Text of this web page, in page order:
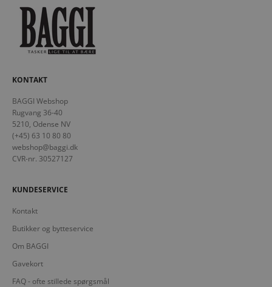
KONTAKT
BAGGI Webshop
Rugvang 36-40
5210, Odense NV
(+45) 63 10 80 80
webshop@baggi.dk
CVR-nr. 30527127
KUNDESERVICE
Kontakt
Butikker og bytteservice
Om BAGGI
Gavekort
FAQ - ofte stillede spørgsmål